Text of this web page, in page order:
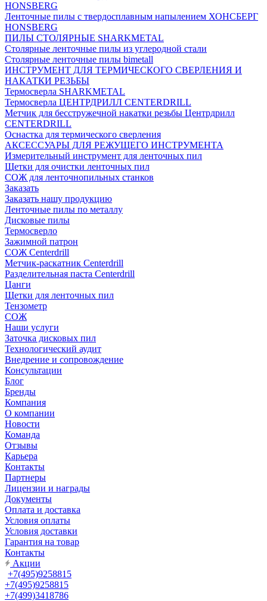
HONSBERG
Ленточные пилы с твердосплавным напылением ХОНСБЕРГ
HONSBERG
ПИЛЫ СТОЛЯРНЫЕ SHARKMETAL
Столярные ленточные пилы из углеродной стали
Столярные ленточные пилы bimetall
ИНСТРУМЕНТ ДЛЯ ТЕРМИЧЕСКОГО СВЕРЛЕНИЯ И
НАКАТКИ РЕЗЬБЫ
Термосверла SHARKMETAL
Термосверла ЦЕНТРДРИЛЛ CENTERDRILL
Метчик для бесстружечной накатки резьбы Центрдрилл
CENTERDRILL
Оснастка для термического сверления
АКСЕССУАРЫ ДЛЯ РЕЖУЩЕГО ИНСТРУМЕНТА
Измерительный инструмент для ленточных пил
Щетки для очистки ленточных пил
СОЖ для ленточнопильных станков
Заказать
Заказать нашу продукцию
Ленточные пилы по металлу
Дисковые пилы
Термосверло
Зажимной патрон
СОЖ Centerdrill
Метчик-раскатник Centerdrill
Разделительная паста Centerdrill
Цанги
Щетки для ленточных пил
Тензометр
СОЖ
Наши услуги
Заточка дисковых пил
Технологический аудит
Внедрение и сопровождение
Консультации
Блог
Бренды
Компания
О компании
Новости
Команда
Отзывы
Карьера
Контакты
Партнеры
Лицензии и награды
Документы
Оплата и доставка
Условия оплаты
Условия доставки
Гарантия на товар
Контакты
Акции
+7(495)9258815
+7(495)9258815
+7(499)3418786